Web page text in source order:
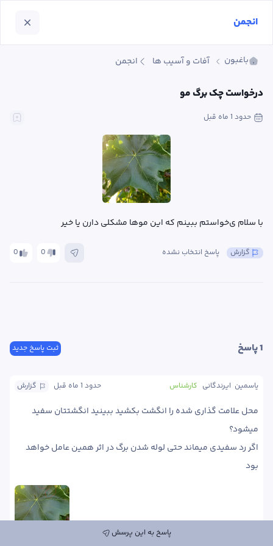
باغبون آفات و آسیب ها انجمن
درخواست چک برگ مو
حدود 1 ماه قبل
با سلام ی‌خواستم ببینم که این موها مشکلی دارن یا خیر
0 0 پاسخ انتخاب نشده گزارش
ثبت پاسخ جدید 1 پاسخ
گزارش حدود 1 ماه قبل کارشناس یاسمین  ایرندگانی
بود
پاسخ به این پرسش
انجمن